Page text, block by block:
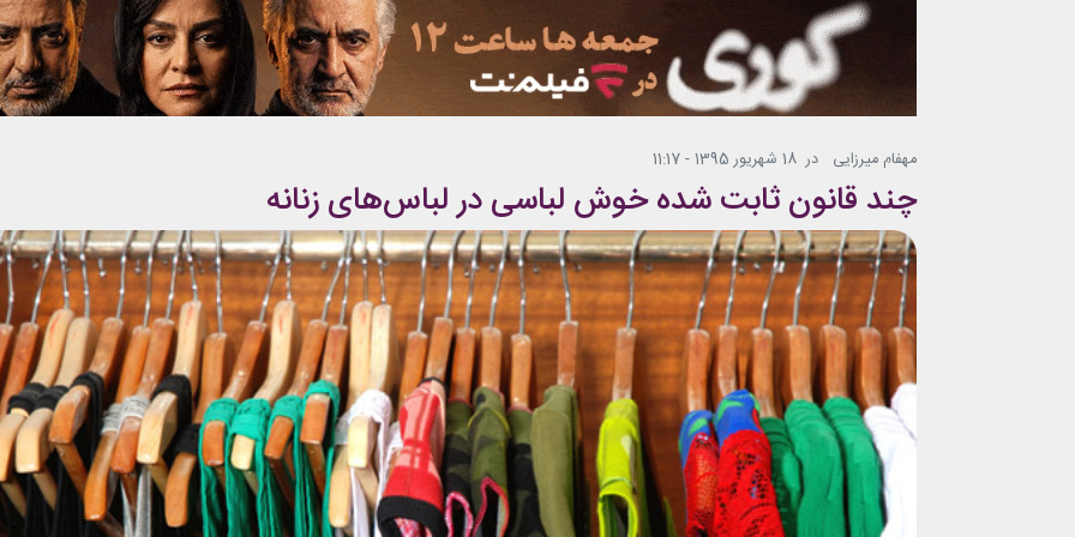
مهفام میرزایی در 18 شهریور 1395 - 11:17
چند قانون ثابت شده خوش لباسی در لباس‌های زنانه